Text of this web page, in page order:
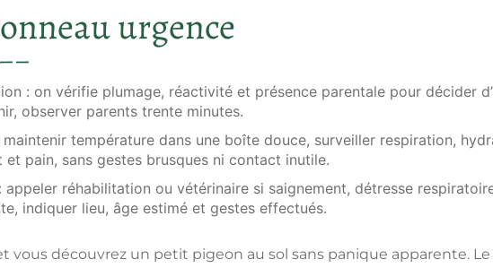
urgence
: on vérifie plumage, réactivité et présence parentale pour décider
observer parents trente minutes.
maintenir température dans une boîte douce, surveiller respiration,
et pain, sans gestes brusques ni contact inutile.
: appeler réhabilitation ou vétérinaire si saignement, détresse
indiquer lieu, âge estimé et gestes effectués.
vous découvrez un petit pigeon au sol sans panique apparente.